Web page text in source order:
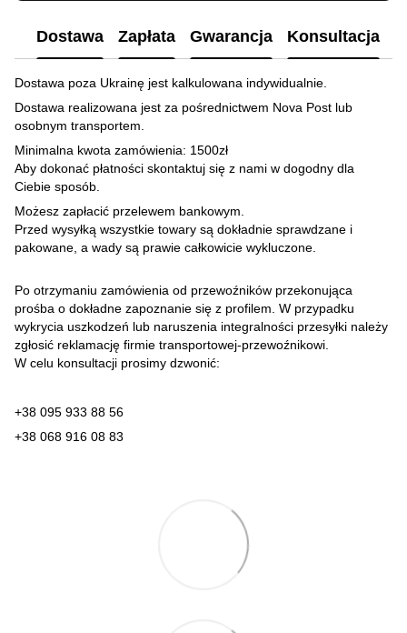
Dostawa Zapłata Gwarancja Konsultacja
Dostawa poza Ukrainę jest kalkulowana indywidualnie.
Dostawa realizowana jest za pośrednictwem Nova Post lub
osobnym transportem.
Minimalna kwota zamówienia: 1500zł
Aby dokonać płatności skontaktuj się z nami w dogodny dla
Ciebie sposób.
Możesz zapłacić przelewem bankowym.
Przed wysyłką wszystkie towary są dokładnie sprawdzane i
pakowane, a wady są prawie całkowicie wykluczone.
Po otrzymaniu zamówienia od przewoźników przekonująca
prośba o dokładne zapoznanie się z profilem. W przypadku
wykrycia uszkodzeń lub naruszenia integralności przesyłki należy
zgłosić reklamację firmie transportowej-przewoźnikowi.
W celu konsultacji prosimy dzwonić:
+38 095 933 88 56
+38 068 916 08 83